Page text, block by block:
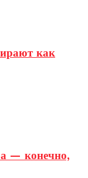
как
— конечно,